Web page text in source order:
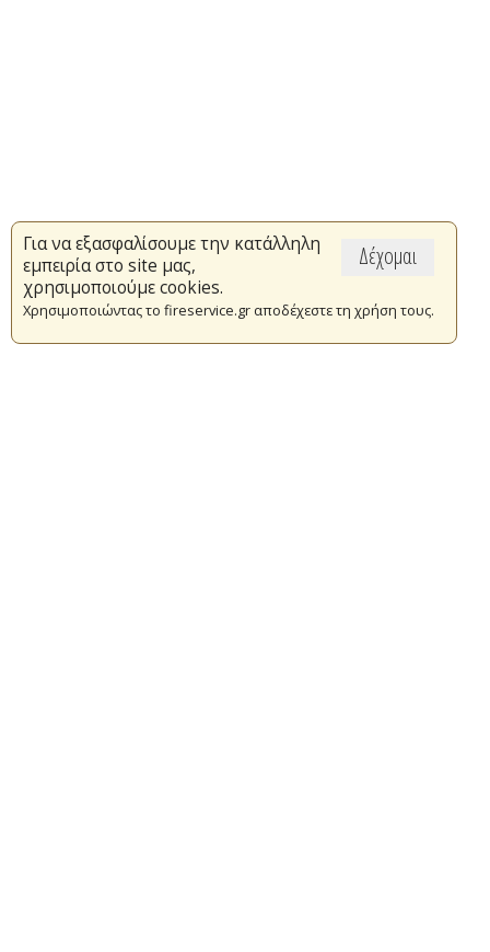
Δέχομαι
Για να εξασφαλίσουμε την κατάλληλη
εμπειρία στο site μας,
χρησιμοποιούμε cookies.
Χρησιμοποιώντας το fireservice.gr αποδέχεστε τη χρήση τους.